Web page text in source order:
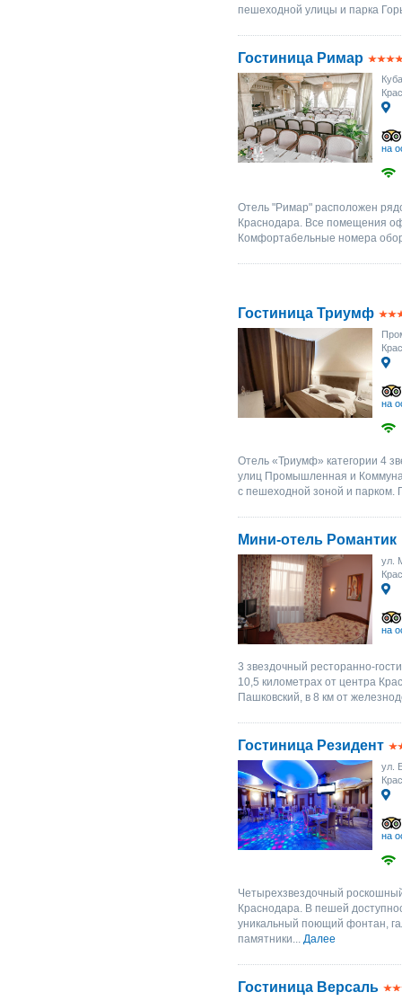
пешеходной улицы и парка
Гостиница Римар
на
Отель "Римар" расположен
Краснодара. Все помещения
Комфортабельные номера
Гостиница Триумф
на
Отель «Триумф» категории 4
улиц Промышленная и
с пешеходной зоной и парком.
Мини-отель Романтик
ул.
на
3 звездочный ресторанно-
10,5 километрах от центра
Пашковский, в 8 км от
Гостиница Резидент
ул.
на
Четырехзвездочный
Краснодара. В пешей
уникальный поющий фонтан,
памятники... Далее
Гостиница Версаль